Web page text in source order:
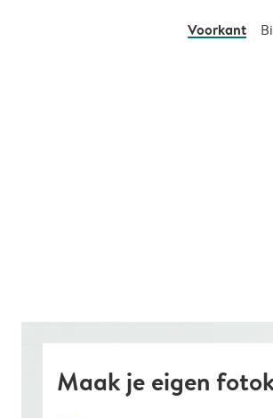
Voorkant
Maak je eigen